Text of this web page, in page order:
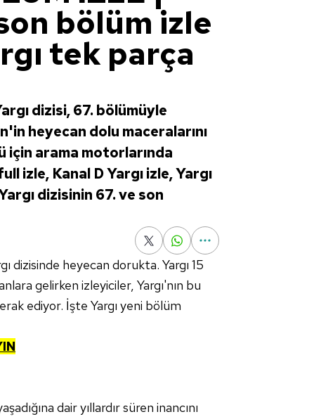
bölüm izle
tek parça
dizisi, 67. bölümüyle
heyecan dolu maceralarını
için arama motorlarında
izle, Kanal D Yargı izle, Yargı
dizisinin 67. ve son
dizisinde heyecan dorukta. Yargı 15
gelirken izleyiciler, Yargı'nın bu
ediyor. İşte Yargı yeni bölüm
dair yıllardır süren inancını